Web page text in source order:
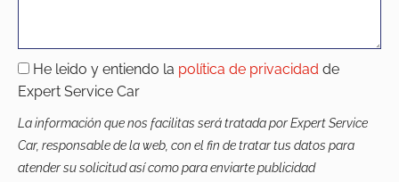
He leido y entiendo la política de privacidad de
Expert Service Car
La información que nos facilitas será tratada por Expert Service
Car, responsable de la web, con el fin de tratar tus datos para
atender su solicitud así como para enviarte publicidad